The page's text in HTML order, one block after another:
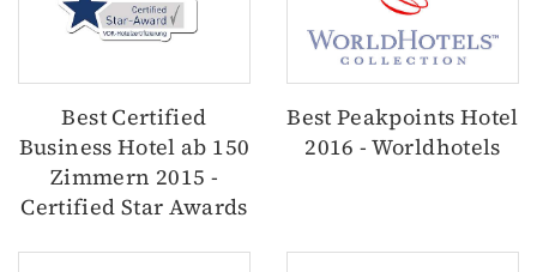
Best Certified
Business Hotel ab 150
Zimmern 2015 -
Certified Star Awards
Best Peakpoints Hotel
2016 - Worldhotels